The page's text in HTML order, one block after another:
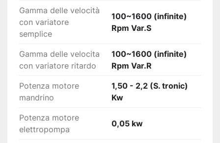
Gamma delle velocità
con variatore
semplice
100~1600 (infinite)
Rpm Var.S
Gamma delle velocita
con variatore ritardo
100~1600 (infinite)
Rpm Var.R
Potenza motore
mandrino
1,50 - 2,2 (S. tronic)
Kw
Potenza motore
elettropompa
0,05 kw